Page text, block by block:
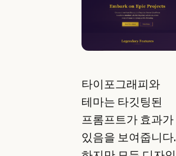
타이포그래피와
테마는 타깃팅된
프롬프트가 효과가
있음을 보여줍니다.